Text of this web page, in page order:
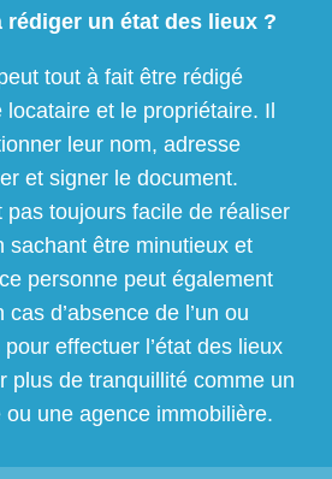
rédiger un état des lieux ?
tout à fait être rédigé
locataire et le propriétaire. Il
leur nom, adresse
et signer le document.
pas toujours facile de réaliser
sachant être minutieux et
personne peut également
d’absence de l’un ou
pour effectuer l’état des lieux
plus de tranquillité comme un
une agence immobilière.